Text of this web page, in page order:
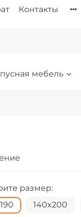
Контакты
мебель
размер:
140x200